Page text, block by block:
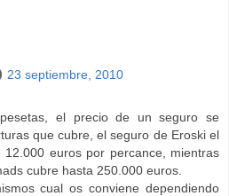
23 septiembre, 2010
el precio de un seguro se
que cubre, el seguro de Eroski el
euros por percance, mientras
cubre hasta 250.000 euros.
cual os conviene dependiendo